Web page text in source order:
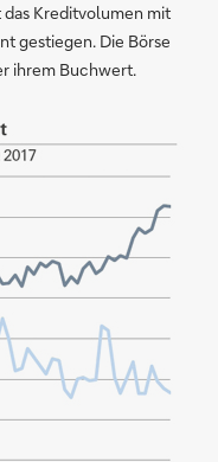
das Kreditvolumen mit
gestiegen. Die Börse
ihrem Buchwert.